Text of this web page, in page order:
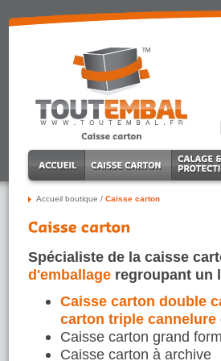
Accueil boutique / Caisse carton
Spécialiste de la caisse
d'emballage regroupant un
Caisse carton double
carton triple cannelure
Caisse carton grand
Caisse carton à archive